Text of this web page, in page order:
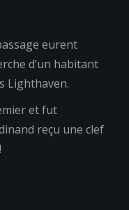
eurent
d’un habitant
Lighthaven.
et fut
reçu une clef